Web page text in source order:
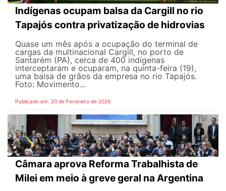
Indígenas ocupam balsa da Cargill no rio
Tapajós contra privatização de hidrovias
Quase um mês após a ocupação do terminal de
cargas da multinacional Cargill, no porto de
Santarém (PA), cerca de 400 indígenas
interceptaram e ocuparam, na quinta-feira (19),
uma balsa de grãos da empresa no rio Tapajós.
Foto: Movimento...
Publicado em: 20 de Fevereiro de 2026
Câmara aprova Reforma Trabalhista de
Milei em meio à greve geral na Argentina